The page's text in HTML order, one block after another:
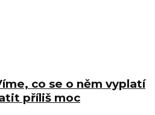
co se o něm vyplatí
příliš moc